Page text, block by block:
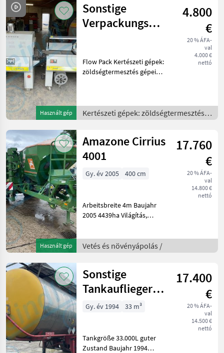
Használt gép
Sonstige
Verpackungs
4.800
€
20 % ÁFA-
val
4.000 €
nettó
Flow Pack Kertészeti gépek:
zöldségtermesztés gépei
Kertészeti gépek: zöldségtermesztés
gépei /
Használt gép
Amazone Cirrius
4001
17.760
€
20 % ÁFA-
val
14.800 €
nettó
Gy. év 2005 400 cm
Arbeitsbreite 4m Baujahr
2005 4439ha Világítás,
Sorköztömörítő Vetés és
növényápolás
Vetés és növényápolás /
Sonstige
Tankauflieger
ADR
17.400
€
20 % ÁFA-
val
14.500 €
nettó
Gy. év 1994 33 m³
Tankgröße 33.000L guter
Zustand Baujahr 1994